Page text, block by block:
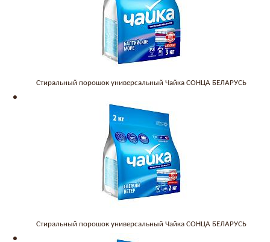
Стиральный порошок универсальный Чайка СОНЦА БЕЛАРУСЬ
Стиральный порошок универсальный Чайка СОНЦА БЕЛАРУСЬ